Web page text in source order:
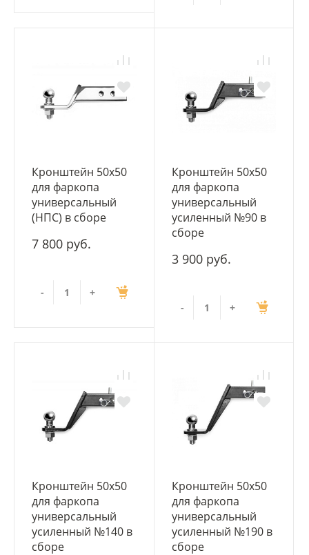
Кронштейн 50х50
для фаркопа
универсальный
(НПС) в сборе
7 800 руб.
- +
Кронштейн 50x50
для фаркопа
универсальный
усиленный №90 в
сборе
3 900 руб.
- +
Кронштейн 50x50
для фаркопа
универсальный
усиленный №140 в
сборе
Кронштейн 50x50
для фаркопа
универсальный
усиленный №190 в
сборе